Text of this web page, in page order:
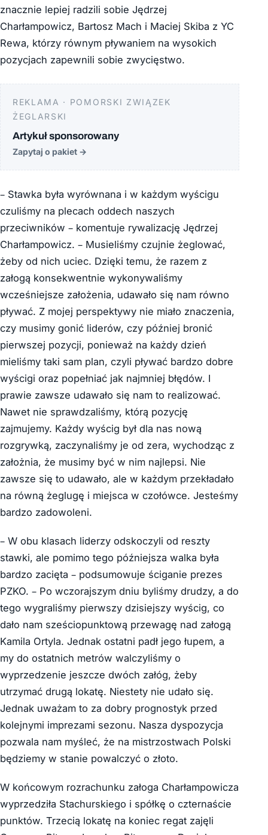
znacznie lepiej radzili sobie Jędrzej
Charłampowicz, Bartosz Mach i Maciej Skiba z YC
Rewa, którzy równym pływaniem na wysokich
pozycjach zapewnili sobie zwycięstwo.
REKLAMA · POMORSKI ZWIĄZEK
ŻEGLARSKI
Artykuł sponsorowany
Zapytaj o pakiet →
– Stawka była wyrównana i w każdym wyścigu
czuliśmy na plecach oddech naszych
przeciwników – komentuje rywalizację Jędrzej
Charłampowicz. – Musieliśmy czujnie żeglować,
żeby od nich uciec. Dzięki temu, że razem z
załogą konsekwentnie wykonywaliśmy
wcześniejsze założenia, udawało się nam równo
pływać. Z mojej perspektywy nie miało znaczenia,
czy musimy gonić liderów, czy później bronić
pierwszej pozycji, ponieważ na każdy dzień
mieliśmy taki sam plan, czyli pływać bardzo dobre
wyścigi oraz popełniać jak najmniej błędów. I
prawie zawsze udawało się nam to realizować.
Nawet nie sprawdzaliśmy, którą pozycję
zajmujemy. Każdy wyścig był dla nas nową
rozgrywką, zaczynaliśmy je od zera, wychodząc z
założnia, że musimy być w nim najlepsi. Nie
zawsze się to udawało, ale w każdym przekładało
na równą żeglugę i miejsca w czołówce. Jesteśmy
bardzo zadowoleni.
– W obu klasach liderzy odskoczyli od reszty
stawki, ale pomimo tego późniejsza walka była
bardzo zacięta – podsumowuje ściganie prezes
PZKO. – Po wczorajszym dniu byliśmy drudzy, a do
tego wygraliśmy pierwszy dzisiejszy wyścig, co
dało nam sześciopunktową przewagę nad załogą
Kamila Ortyla. Jednak ostatni padł jego łupem, a
my do ostatnich metrów walczyliśmy o
wyprzedzenie jeszcze dwóch załóg, żeby
utrzymać drugą lokatę. Niestety nie udało się.
Jednak uważam to za dobry prognostyk przed
kolejnymi imprezami sezonu. Nasza dyspozycja
pozwala nam myśleć, że na mistrzostwach Polski
będziemy w stanie powalczyć o złoto.
W końcowym rozrachunku załoga Charłampowicza
wyprzedziła Stachurskiego i spółkę o czternaście
punktów. Trzecią lokatę na koniec regat zajęli